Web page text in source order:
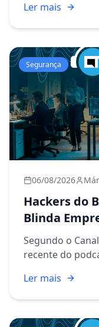
durabilidade,
notebook
Ler mais
Segurança
06/08/2026
Hackers do
Blinda
Segundo o
recente do
confiaria em um
empresa? A
Ler mais